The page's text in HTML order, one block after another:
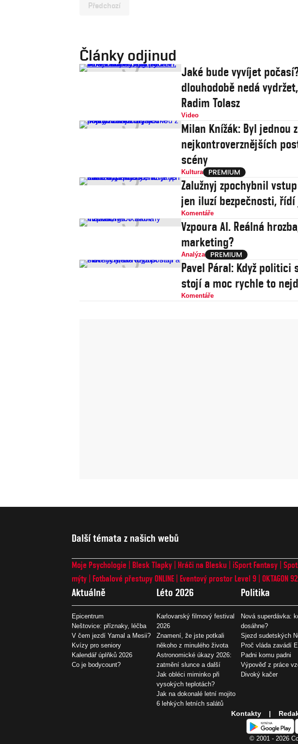
Předchozí
Články odjinud
Jaké bude vyvíjet
dlouhodobě nedá
Radim Tolasz
Video
Milan Knížák: Byl jednou
nejkontroverznějších
scény
Kultura
Zalužnyj zpochybnil vstup
jen iluzí bezpečnosti,
Komentáře
Vzpoura AI. Reálná
marketing?
Analýza
Pavel Páral: Když
stojí a moc rychle to
Komentáře
Další témata z našich webů
Moje Psychologie Blesk Tlapky Hráči na Blesku iSport Fantasy
mýty
Fotbalové přestupy ONLINE Eventový prostor Level 9 OKTAGON
Aktuálně
Epicentrum
Neštovice: příznaky, léčba
V čem jezdí Yamal a Mesii?
Kvízy pro seniory
Kalendář úplňků 2026
Co je bodycount?
Léto 2026
Karlovarský filmový festival
2026
Znamení, že jste potkali
někoho z minulého života
Astronomické úkazy 2026:
zatmění slunce a další
Jak obléci miminko při
vysokých teplotách?
Jak na dokonalé letní mojito
6 lehkých letních salátů
Politika
Nová superdávka:
dosáhne?
Sjezd sudetských
Proč vláda zavádí
Padni komu padni
Výpověď z práce
Divoký kačer
Kontakty
© 2001 - 2026